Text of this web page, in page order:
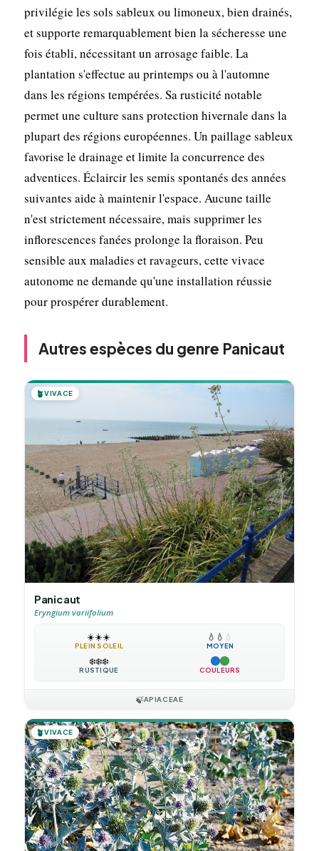
privilégie les sols sableux ou limoneux, bien drainés,
et supporte remarquablement bien la sécheresse une
fois établi, nécessitant un arrosage faible. La
plantation s'effectue au printemps ou à l'automne
dans les régions tempérées. Sa rusticité notable
permet une culture sans protection hivernale dans la
plupart des régions européennes. Un paillage sableux
favorise le drainage et limite la concurrence des
adventices. Éclaircir les semis spontanés des années
suivantes aide à maintenir l'espace. Aucune taille
n'est strictement nécessaire, mais supprimer les
inflorescences fanées prolonge la floraison. Peu
sensible aux maladies et ravageurs, cette vivace
autonome ne demande qu'une installation réussie
pour prospérer durablement.
Autres espèces du genre Panicaut
🪴VIVACE
Panicaut
Eryngium variifolium
☀️☀️☀️
PLEIN SOLEIL
💧 💧 💧
MOYEN
❄️❄️❄️
RUSTIQUE COULEURS
🍃APIACEAE
🪴VIVACE